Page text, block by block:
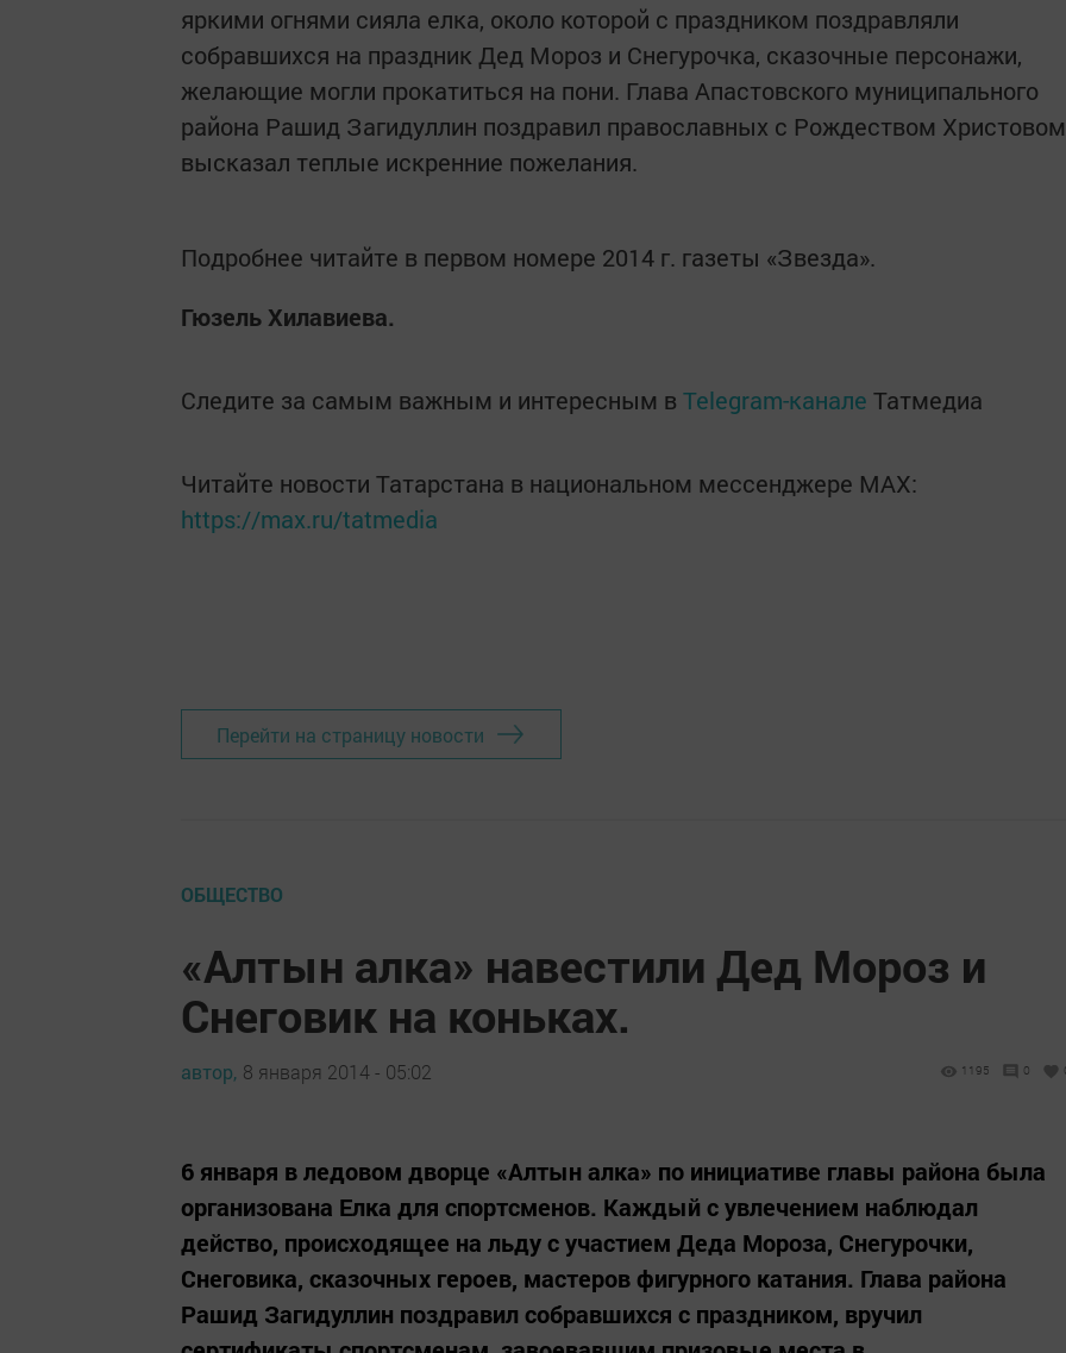
яркими огнями сияла елка, около которой с праздником поздравляли
собравшихся на праздник Дед Мороз и Снегурочка, сказочные персонажи,
желающие могли прокатиться на пони. Глава Апастовского муниципального
района Рашид Загидуллин поздравил православных с Рождеством
высказал теплые искренние пожелания.
Подробнее читайте в первом номере 2014 г. газеты «Звезда».
Гюзель Хилавиева.
Следите за самым важным и интересным в Telegram-канале Татмедиа
Читайте новости Татарстана в национальном мессенджере MАХ:
https://max.ru/tatmedia
Перейти на страницу новости
ОБЩЕСТВО
«Алтын алка» навестили Дед Мороз и
Снеговик на коньках.
автор, 8 января 2014 - 05:02 1195 0
6 января в ледовом дворце «Алтын алка» по инициативе главы района была
организована Елка для спортсменов. Каждый с увлечением наблюдал
действо, происходящее на льду с участием Деда Мороза, Снегурочки,
Снеговика, сказочных героев, мастеров фигурного катания. Глава района
Рашид Загидуллин поздравил собравшихся с праздником, вручил